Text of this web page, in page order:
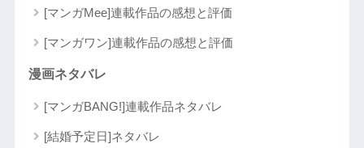
[マンガMee]連載作品の感想と評価
[マンガワン]連載作品の感想と評価
漫画ネタバレ
[マンガBANG!]連載作品ネタバレ
[結婚予定日]ネタバレ